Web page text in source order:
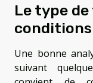
Le type
Une bonne
suivant